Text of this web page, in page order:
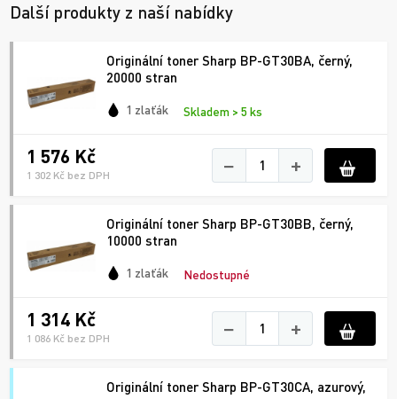
Další produkty z naší nabídky
Originální toner Sharp BP-GT30BA, černý,
20000 stran
1 zlaťák Skladem > 5 ks
1 576 Kč
1 302 Kč bez DPH − +
Originální toner Sharp BP-GT30BB, černý,
10000 stran
1 zlaťák Nedostupné
1 314 Kč
1 086 Kč bez DPH − +
Originální toner Sharp BP-GT30CA, azurový,